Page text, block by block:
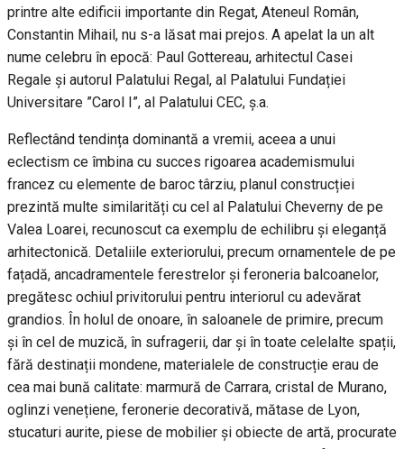
printre alte edificii importante din Regat, Ateneul Român,
Constantin Mihail, nu s-a lăsat mai prejos. A apelat la un alt
nume celebru în epocă: Paul Gottereau, arhitectul Casei
Regale și autorul Palatului Regal, al Palatului Fundației
Universitare ”Carol I”, al Palatului CEC, ș.a.
Reflectând tendința dominantă a vremii, aceea a unui
eclectism ce îmbina cu succes rigoarea academismului
francez cu elemente de baroc târziu, planul construcției
prezintă multe similarități cu cel al Palatului Cheverny de pe
Valea Loarei, recunoscut ca exemplu de echilibru și eleganță
arhitectonică. Detaliile exteriorului, precum ornamentele de pe
fațadă, ancadramentele ferestrelor și feroneria balcoanelor,
pregătesc ochiul privitorului pentru interiorul cu adevărat
grandios. În holul de onoare, în saloanele de primire, precum
și în cel de muzică, în sufragerii, dar și în toate celelalte spații,
fără destinații mondene, materialele de construcție erau de
cea mai bună calitate: marmură de Carrara, cristal de Murano,
oglinzi venețiene, feronerie decorativă, mătase de Lyon,
stucaturi aurite, piese de mobilier și obiecte de artă, procurate